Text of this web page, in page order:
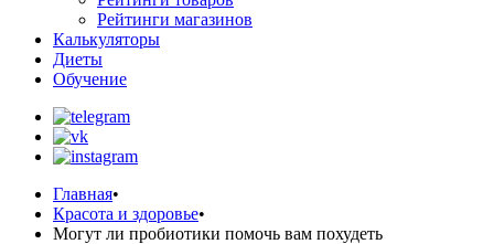
Рейтинги магазинов
Калькуляторы
Диеты
Обучение
Главная•
Красота и здоровье•
Могут ли пробиотики помочь вам похудеть